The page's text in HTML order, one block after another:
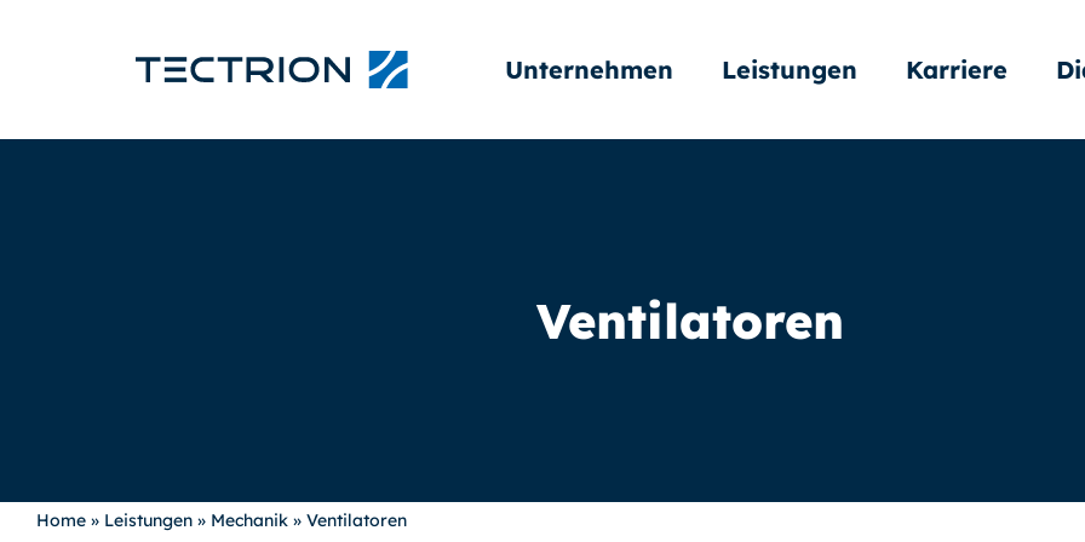
Unternehmen Leistungen Karriere
Ventilatoren
Home » Leistungen » Mechanik » Ventilatoren